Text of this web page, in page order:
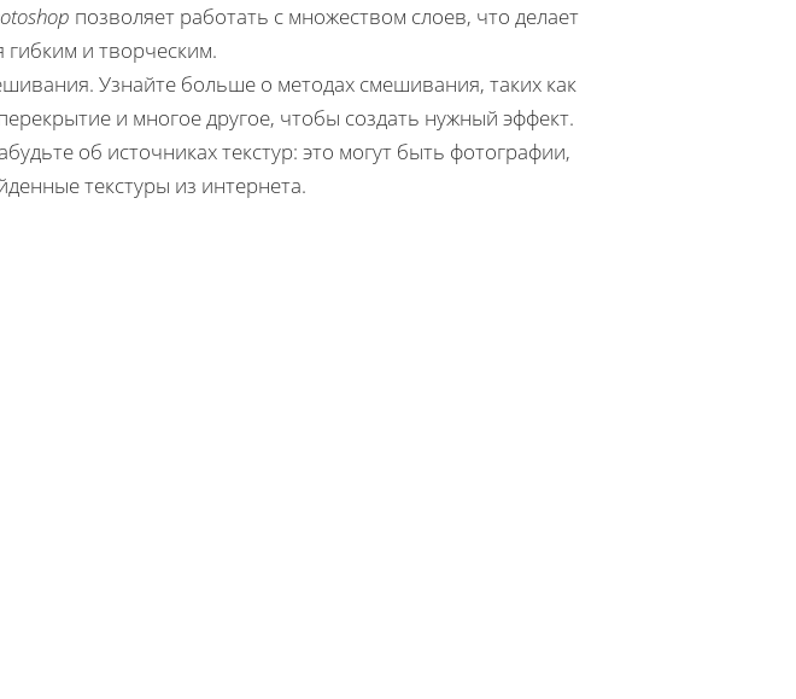
позволяет работать с множеством слоев, что делает
гибким и творческим.
Узнайте больше о методах смешивания, таких как
и многое другое, чтобы создать нужный эффект.
об источниках текстур: это могут быть фотографии,
текстуры из интернета.